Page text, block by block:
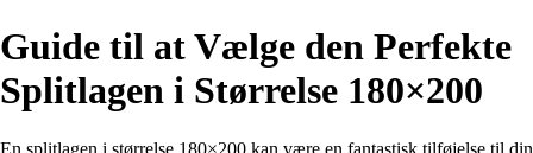
Guide til at Vælge den Perfekte
Splitlagen i Størrelse 180×200
En splitlagen i størrelse 180×200 kan være en fantastisk tilføjelse til din